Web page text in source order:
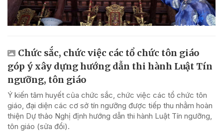
Chức sắc, chức việc các tổ chức tôn giáo
góp ý xây dựng hướng dẫn thi hành Luật Tín
ngưỡng, tôn giáo
Ý kiến tâm huyết của chức sắc, chức việc các tổ chức tôn
giáo, đại diện các cơ sở tín ngưỡng được tiếp thu nhằm hoàn
thiện Dự thảo Nghị định hướng dẫn thi hành Luật Tín ngưỡng,
tôn giáo (sửa đổi).